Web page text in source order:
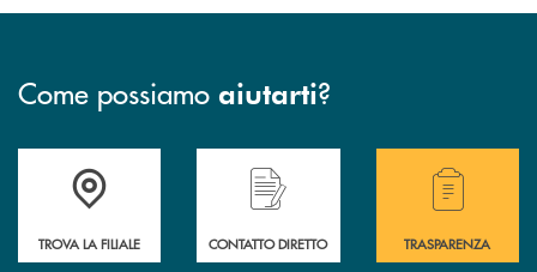
Come possiamo aiutarti?
Accedi all' elenco completo delle filiali della BCC San Giovanni
TROVA LA FILIALE
Hai bisogno di assistenza immediata?
CONTATTO DIRETTO
Hai bisogno di
TRASPARENZA